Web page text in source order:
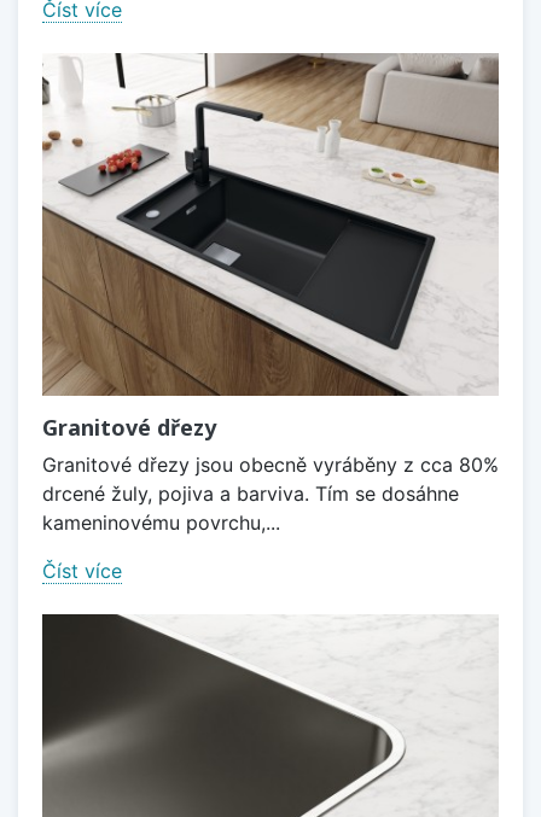
Číst více
Granitové dřezy
Granitové dřezy jsou obecně vyráběny z cca 80%
drcené žuly, pojiva a barviva. Tím se dosáhne
kameninovému povrchu,...
Číst více